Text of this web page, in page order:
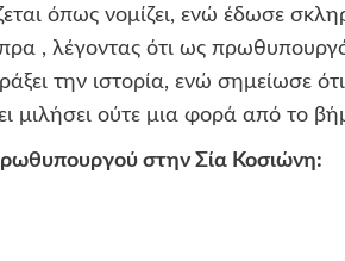
όπως νομίζει, ενώ έδωσε
, λέγοντας ότι ως
την ιστορία, ενώ σημείωσε
μιλήσει ούτε μια φορά από το
στην Σία Κοσιώνη: